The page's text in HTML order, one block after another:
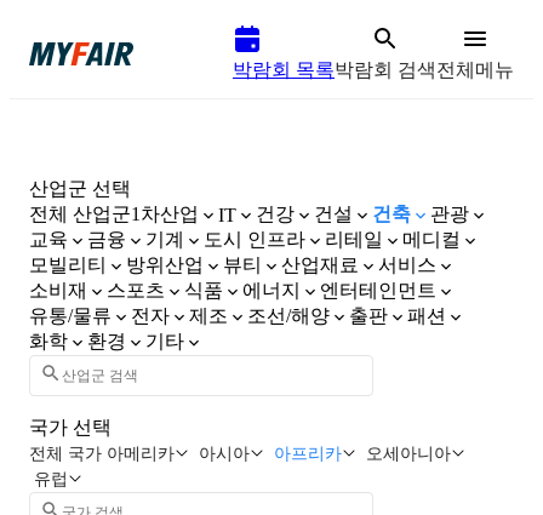
박람회 목록박람회 검색전체메뉴
산업군 선택
전체 산업군1차산업 IT 건강 건설 건축
관광
교육
금융 기계 도시 인프라 리테일
메디컬
모빌리티
방위산업 뷰티 산업재료
서비스
소비재
스포츠 식품 에너지
엔터테인먼트
유통/물류
전자 제조 조선/해양 출판
패션
화학
환경 기타
국가 선택
전체 국가 아메리카 아시아 아프리카
오세아니아
유럽